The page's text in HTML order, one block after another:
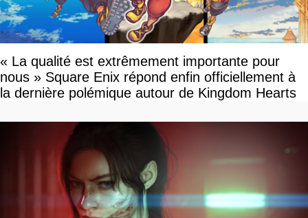
« La qualité est extrêmement importante pour
nous » Square Enix répond enfin officiellement à
la dernière polémique autour de Kingdom Hearts